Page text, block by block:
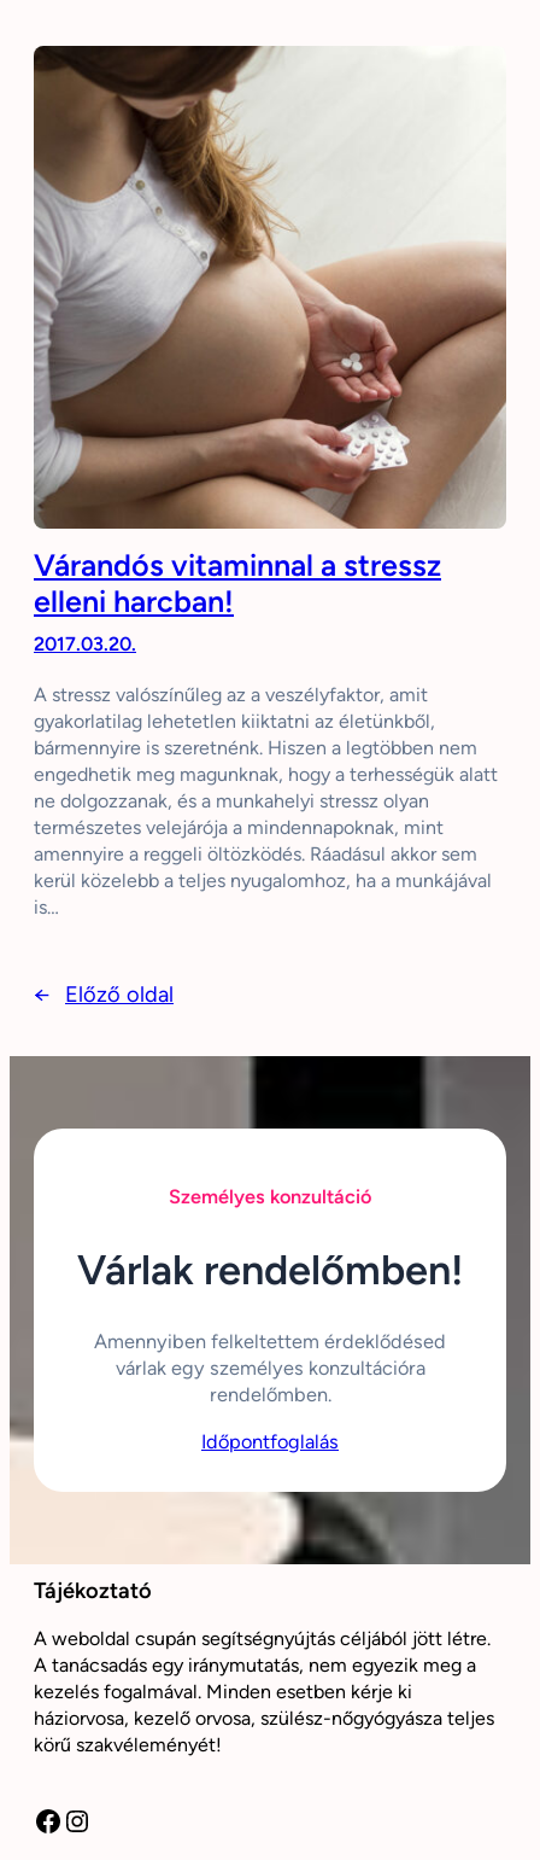
Várandós vitaminnal a stressz
elleni harcban!
2017.03.20.
A stressz valószínűleg az a veszélyfaktor, amit
gyakorlatilag lehetetlen kiiktatni az életünkből,
bármennyire is szeretnénk. Hiszen a legtöbben nem
engedhetik meg magunknak, hogy a terhességük alatt
ne dolgozzanak, és a munkahelyi stressz olyan
természetes velejárója a mindennapoknak, mint
amennyire a reggeli öltözködés. Ráadásul akkor sem
kerül közelebb a teljes nyugalomhoz, ha a munkájával
is…
← Előző oldal
Személyes konzultáció
Várlak rendelőmben!
Amennyiben felkeltettem érdeklődésed
várlak egy személyes konzultációra
rendelőmben.
Időpontfoglalás
Tájékoztató
A weboldal csupán segítségnyújtás céljából jött létre.
A tanácsadás egy iránymutatás, nem egyezik meg a
kezelés fogalmával. Minden esetben kérje ki
háziorvosa, kezelő orvosa, szülész-nőgyógyásza teljes
körű szakvéleményét!
Facebook Instagram